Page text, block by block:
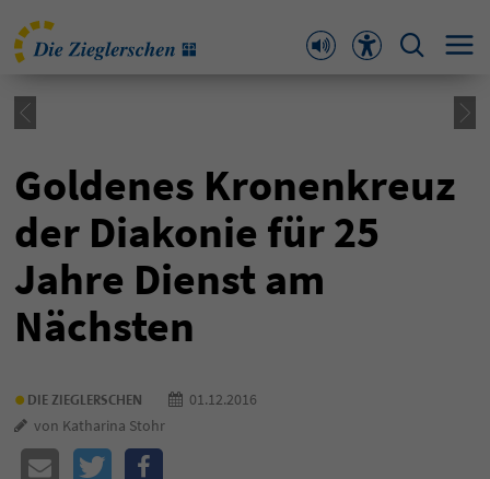
Goldenes Kronenkreuz
der Diakonie für 25
Jahre Dienst am
Nächsten
• DIE ZIEGLERSCHEN
01.12.2016
von Katharina Stohr